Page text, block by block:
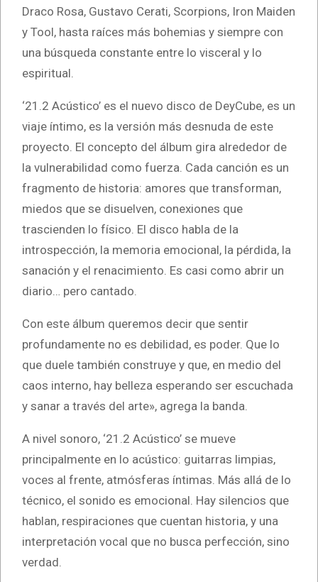
Draco Rosa, Gustavo Cerati, Scorpions, Iron Maiden
y Tool, hasta raíces más bohemias y siempre con
una búsqueda constante entre lo visceral y lo
espiritual.
‘21.2 Acústico’ es el nuevo disco de DeyCube, es un
viaje íntimo, es la versión más desnuda de este
proyecto. El concepto del álbum gira alrededor de
la vulnerabilidad como fuerza. Cada canción es un
fragmento de historia: amores que transforman,
miedos que se disuelven, conexiones que
trascienden lo físico. El disco habla de la
introspección, la memoria emocional, la pérdida, la
sanación y el renacimiento. Es casi como abrir un
diario… pero cantado.
Con este álbum queremos decir que sentir
profundamente no es debilidad, es poder. Que lo
que duele también construye y que, en medio del
caos interno, hay belleza esperando ser escuchada
y sanar a través del arte», agrega la banda.
A nivel sonoro, ‘21.2 Acústico’ se mueve
principalmente en lo acústico: guitarras limpias,
voces al frente, atmósferas íntimas. Más allá de lo
técnico, el sonido es emocional. Hay silencios que
hablan, respiraciones que cuentan historia, y una
interpretación vocal que no busca perfección, sino
verdad.